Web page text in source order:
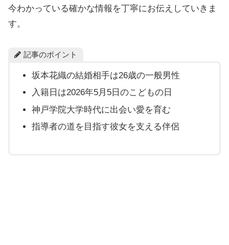
今わかっている確かな情報を丁寧にお伝えしていきま
す。
記事のポイント
坂本花織の結婚相手は26歳の一般男性
入籍日は2026年5月5日のこどもの日
神戸学院大学時代に出会い愛を育む
指導者の道を目指す彼女を支える伴侶